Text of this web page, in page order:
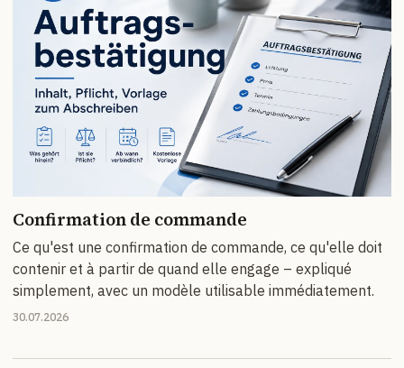
Confirmation de commande
Ce qu'est une confirmation de commande, ce qu'elle doit
contenir et à partir de quand elle engage – expliqué
simplement, avec un modèle utilisable immédiatement.
30.07.2026